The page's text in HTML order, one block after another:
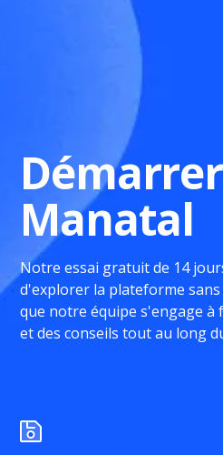
Manatal
Notre essai gratuit de 14
d'explorer la plateforme
que notre équipe s'engage à
et des conseils tout au long